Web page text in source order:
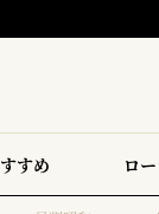
すめ ロ